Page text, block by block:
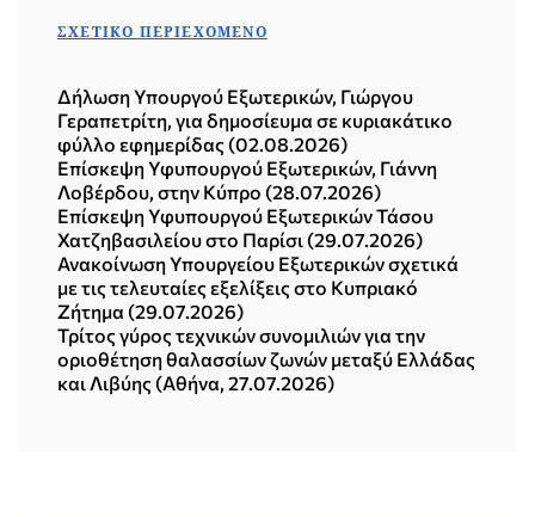
ΣΧΕΤΙΚΌ ΠΕΡΙΕΧΌΜΕΝΟ
Δήλωση Υπουργού Εξωτερικών, Γιώργου
Γεραπετρίτη, για δημοσίευμα σε κυριακάτικο
φύλλο εφημερίδας (02.08.2026)
Επίσκεψη Υφυπουργού Εξωτερικών, Γιάννη
Λοβέρδου, στην Κύπρο (28.07.2026)
Επίσκεψη Υφυπουργού Εξωτερικών Τάσου
Χατζηβασιλείου στο Παρίσι (29.07.2026)
Ανακοίνωση Υπουργείου Εξωτερικών σχετικά
με τις τελευταίες εξελίξεις στο Κυπριακό
Ζήτημα (29.07.2026)
Τρίτος γύρος τεχνικών συνομιλιών για την
οριοθέτηση θαλασσίων ζωνών μεταξύ Ελλάδας
και Λιβύης (Αθήνα, 27.07.2026)